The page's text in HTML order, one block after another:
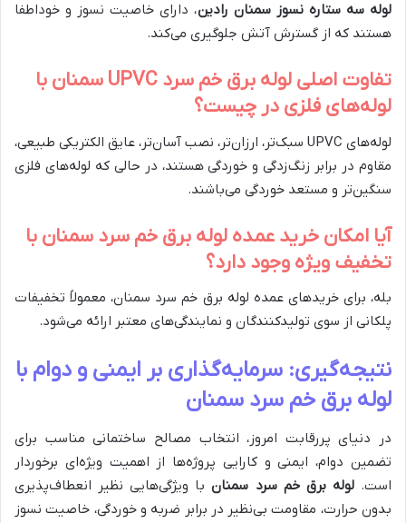
لوله سه ستاره نسوز سمنان رادین، دارای خاصیت نسوز و خوداطفا
هستند که از گسترش آتش جلوگیری می‌کند.
تفاوت اصلی لوله برق خم سرد UPVC سمنان با
لوله‌های فلزی در چیست؟
لوله‌های UPVC سبک‌تر، ارزان‌تر، نصب آسان‌تر، عایق الکتریکی طبیعی،
مقاوم در برابر زنگ‌زدگی و خوردگی هستند، در حالی که لوله‌های فلزی
سنگین‌تر و مستعد خوردگی می‌باشند.
آیا امکان خرید عمده لوله برق خم سرد سمنان با
تخفیف ویژه وجود دارد؟
بله، برای خریدهای عمده لوله برق خم سرد سمنان، معمولاً تخفیفات
پلکانی از سوی تولیدکنندگان و نمایندگی‌های معتبر ارائه می‌شود.
نتیجه‌گیری: سرمایه‌گذاری بر ایمنی و دوام با
لوله برق خم سرد سمنان
در دنیای پررقابت امروز، انتخاب مصالح ساختمانی مناسب برای
تضمین دوام، ایمنی و کارایی پروژه‌ها از اهمیت ویژه‌ای برخوردار
است.لوله برق خم سرد سمنانبا ویژگی‌هایی نظیر انعطاف‌پذیری
بدون حرارت، مقاومت بی‌نظیر در برابر ضربه و خوردگی، خاصیت نسوز